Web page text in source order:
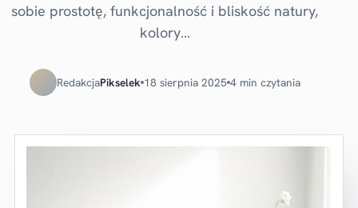
sobie prostotę, funkcjonalność i bliskość natury,
kolory…
RedakcjaPikselek 18 sierpnia 2025 4 min czytania